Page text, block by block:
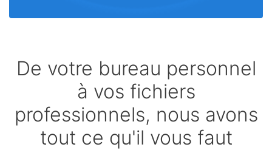
De votre bureau personnel
à vos fichiers
professionnels, nous avons
tout ce qu'il vous faut